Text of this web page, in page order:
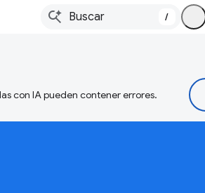
/
con IA pueden contener errores.